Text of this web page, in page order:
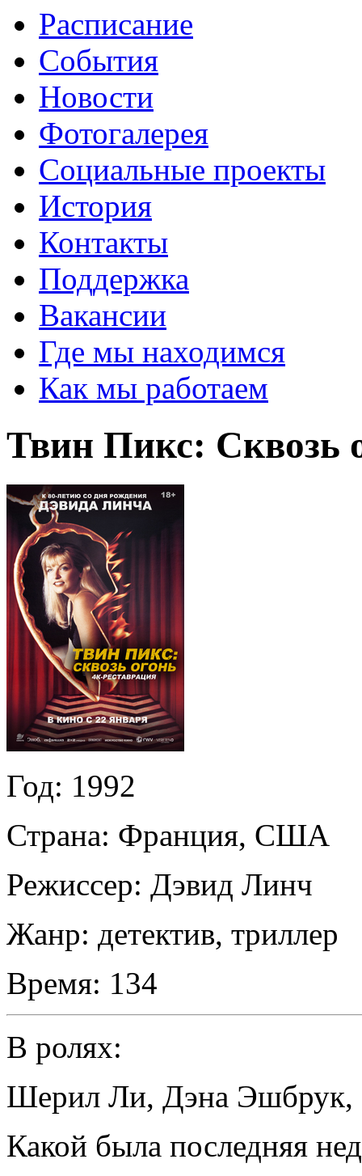
Расписание
События
Новости
Фотогалерея
Социальные проекты
История
Контакты
Поддержка
Вакансии
Где мы находимся
Как мы работаем
Твин Пикс: Сквозь
Год: 1992
Страна: Франция, США
Режиссер: Дэвид Линч
Жанр: детектив, триллер
Время: 134
В ролях:
Шерил Ли, Дэна Эшбрук,
Какой была последняя